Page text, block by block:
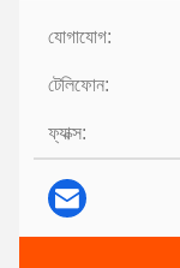
যোগাযোগ:
টেলিফোন:
ফ্যাক্স: